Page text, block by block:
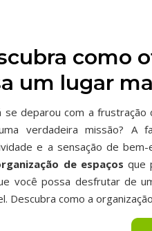
como
um lugar
se deparou com a
verdadeira missão? A
e a sensação de
de espaços que
você possa desfrutar de
Descubra como a